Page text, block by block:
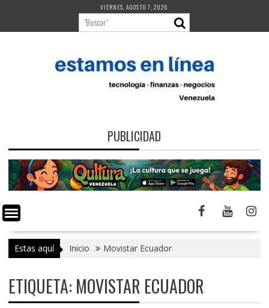
contenido
VIERNES, AGOSTO 7, 2026
PUBLICIDAD
Estas aquí Inicio Movistar Ecuador
ETIQUETA: MOVISTAR ECUADOR